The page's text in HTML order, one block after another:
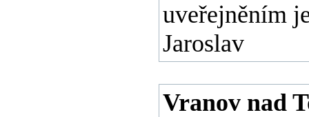
uveřejněním
Jaroslav
Vranov nad